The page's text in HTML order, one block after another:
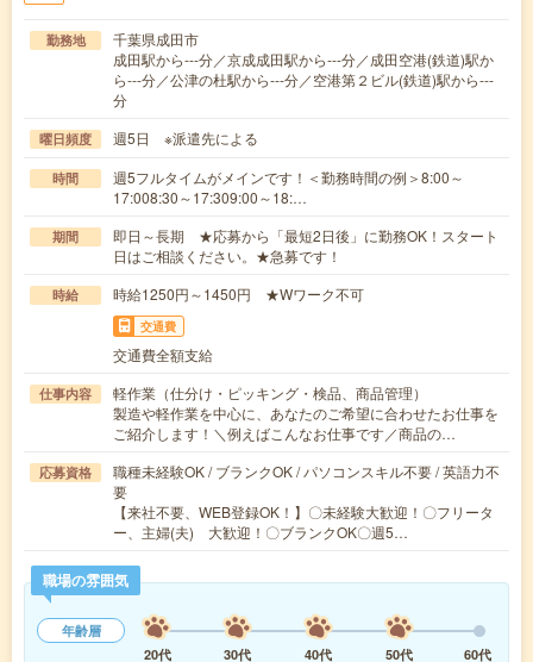
勤務地
千葉県成田市
成田駅から---分／京成成田駅から---分／成田空港(鉄道)駅か
ら---分／公津の杜駅から---分／空港第２ビル(鉄道)駅から---
分
曜日頻度 週5日 ※派遣先による
時間
週5フルタイムがメインです！＜勤務時間の例＞8:00～
17:008:30～17:309:00～18:…
期間
即日～長期 ★応募から「最短2日後」に勤務OK！スタート
日はご相談ください。★急募です！
時給 時給1250円～1450円 ★Wワーク不可
交通費
交通費全額支給
仕事内容
軽作業（仕分け・ピッキング・検品、商品管理）
製造や軽作業を中心に、あなたのご希望に合わせたお仕事を
ご紹介します！＼例えばこんなお仕事です／商品の…
応募資格
職種未経験OK / ブランクOK / パソコンスキル不要 / 英語力不
要
【来社不要、WEB登録OK！】〇未経験大歓迎！〇フリータ
ー、主婦(夫) 大歓迎！〇ブランクOK〇週5…
職場の雰囲気
年齢層
20代
30代 40代 50代 60代